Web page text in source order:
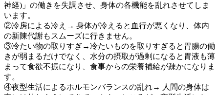
神経)」の働きを失調させ、身体の各機能を乱れさせてしま
います。
②冷房による冷え→ 身体が冷えると血行が悪くなり、体内
の新陳代謝もスムーズに行きません。
③冷たい物の取りすぎ→冷たいものを取りすぎると胃腸の働
きが弱まるだけでなく、水分の摂取が過剰になると胃液も薄
まって食欲不振になり、食事からの栄養補給が疎かになりま
す。
④夜型生活によるホルモンバランスの乱れ→ 人間の身体は